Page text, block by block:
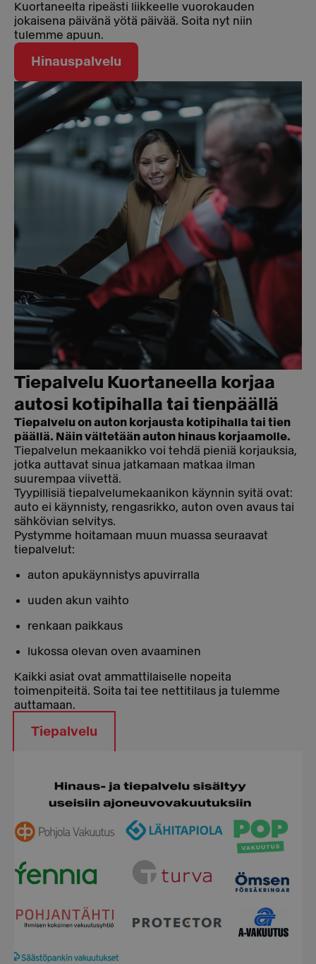
Kuortaneelta ripeästi liikkeelle vuorokauden
jokaisena päivänä yötä päivää. Soita nyt niin
tulemme apuun.
Hinauspalvelu
Tiepalvelu Kuortaneella korjaa
autosi kotipihalla tai tienpäällä
Tiepalvelu on auton korjausta kotipihalla tai tien
päällä. Näin vältetään auton hinaus korjaamolle.
Tiepalvelun mekaanikko voi tehdä pieniä korjauksia,
jotka auttavat sinua jatkamaan matkaa ilman
suurempaa viivettä.
Tyypillisiä tiepalvelumekaanikon käynnin syitä ovat:
auto ei käynnisty, rengasrikko, auton oven avaus tai
sähkövian selvitys.
Pystymme hoitamaan muun muassa seuraavat
tiepalvelut:
auton apukäynnistys apuvirralla
uuden akun vaihto
renkaan paikkaus
lukossa olevan oven avaaminen
Kaikki asiat ovat ammattilaiselle nopeita
toimenpiteitä. Soita tai tee nettitilaus ja tulemme
auttamaan.
Tiepalvelu